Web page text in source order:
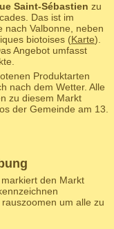
Saint-Sébastien zu
Das ist im
nach Valbonne, neben
biotoises (Karte).
Angebot umfasst
Produktarten
nach dem Wetter. Alle
zu diesem Markt
der Gemeinde am 13.
den Markt
um alle zu